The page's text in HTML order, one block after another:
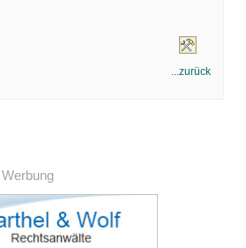
...zurück
Werbung